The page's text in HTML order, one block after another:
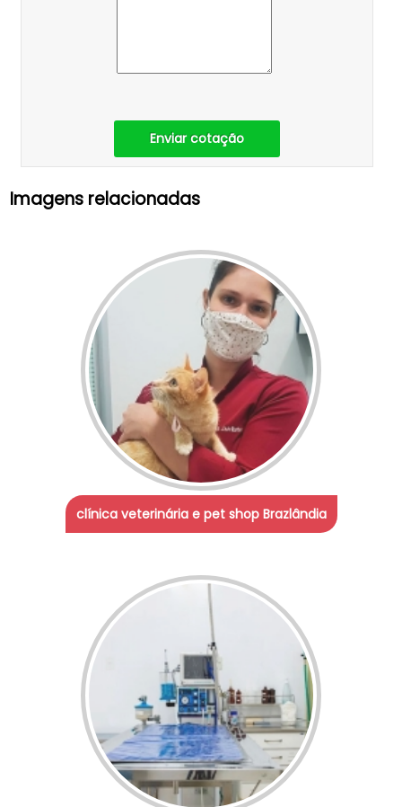
Enviar cotação
Imagens relacionadas
clínica veterinária e pet shop Brazlândia